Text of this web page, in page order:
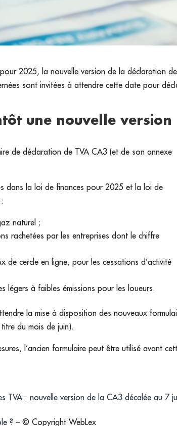
2025, la nouvelle version de la déclaration de
sont invitées à attendre cette date pour
une nouvelle version
de déclaration de TVA CA3 (et de son annexe
dans la loi de finances pour 2025 et la loi de
naturel ;
rachetées par les entreprises dont le chiffre
de cercle en ligne, pour les cessations d’activité
légers à faibles émissions pour les loueurs.
la mise à disposition des nouveaux
du mois de juin).
l’ancien formulaire peut être utilisé avant
TVA : nouvelle version de la CA3 décalée au 7
? – © Copyright WebLex